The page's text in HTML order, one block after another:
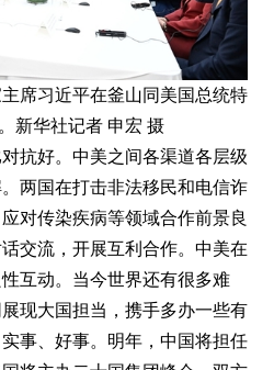
席习近平在釜山同美国总统特
新华社记者 申宏 摄
抗好。中美之间各渠道各层级
两国在打击非法移民和电信诈
对传染疾病等领域合作前景良
交流，开展互利合作。中美在
互动。当今世界还有很多难
现大国担当，携手多办一些有
事、好事。明年，中国将担任